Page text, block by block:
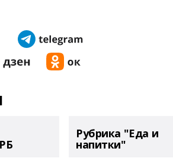
Рубрика "Еда и
напитки"